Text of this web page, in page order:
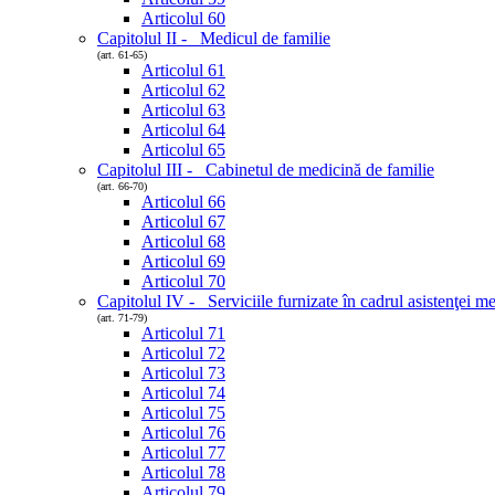
Articolul 60
Capitolul II - Medicul de familie
(art. 61-65)
Articolul 61
Articolul 62
Articolul 63
Articolul 64
Articolul 65
Capitolul III - Cabinetul de medicină de familie
(art. 66-70)
Articolul 66
Articolul 67
Articolul 68
Articolul 69
Articolul 70
Capitolul IV - Serviciile furnizate în cadrul asistenţei
(art. 71-79)
Articolul 71
Articolul 72
Articolul 73
Articolul 74
Articolul 75
Articolul 76
Articolul 77
Articolul 78